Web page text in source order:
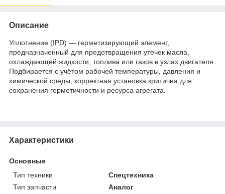
Описание
Уплотнение (IPD) — герметизирующий элемент,
предназначенный для предотвращения утечек масла,
охлаждающей жидкости, топлива или газов в узлах двигателя.
Подбирается с учётом рабочей температуры, давления и
химической среды; корректная установка критична для
сохранения герметичности и ресурса агрегата.
Характеристики
Основные
Тип техники
Спецтехника
Тип запчасти
Аналог